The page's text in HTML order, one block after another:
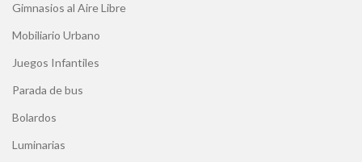
Gimnasios al Aire Libre
Mobiliario Urbano
Juegos Infantiles
Parada de bus
Bolardos
Luminarias